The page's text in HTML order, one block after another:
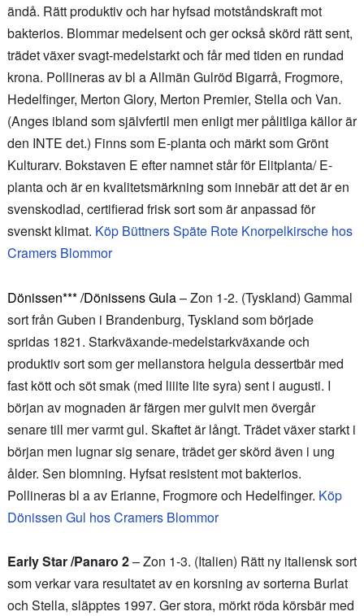
ändå. Rätt produktiv och har hyfsad motståndskraft mot
bakterios. Blommar medelsent och ger också skörd rätt sent,
trädet växer svagt-medelstarkt och får med tiden en rundad
krona. Pollineras av bl a Allmän Gulröd Bigarrå, Frogmore,
Hedelfinger, Merton Glory, Merton Premier, Stella och Van.
(Anges ibland som självfertil men enligt mer pålitliga källor är
den INTE det.) Finns som E-planta och märkt som Grönt
Kulturarv. Bokstaven E efter namnet står för Elitplanta/ E-
planta och är en kvalitetsmärkning som innebär att det är en
svenskodlad, certifierad frisk sort som är anpassad för
svenskt klimat. Köp Büttners Späte Rote Knorpelkirsche hos
Cramers Blommor
Dönissen*** /Dönissens Gula– Zon 1-2. (Tyskland) Gammal
sort från Guben i Brandenburg, Tyskland som började
spridas 1821. Starkväxande-medelstarkväxande och
produktiv sort som ger mellanstora helgula dessertbär med
fast kött och söt smak (med liiite lite syra) sent i augusti. I
början av mognaden är färgen mer gulvit men övergår
senare till mer varmt gul. Skaftet är långt. Trädet växer starkt i
början men lugnar sig senare, trädet ger skörd även i ung
ålder. Sen blomning. Hyfsat resistent mot bakterios.
Pollineras bl a av Erianne, Frogmore och Hedelfinger. Köp
Dönissen Gul hos Cramers Blommor
Early Star /Panaro 2– Zon 1-3. (Italien) Rätt ny italiensk sort
som verkar vara resultatet av en korsning av sorterna Burlat
och Stella, släpptes 1997. Ger stora, mörkt röda körsbär med